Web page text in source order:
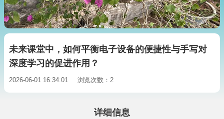
未来课堂中，如何平衡电子设备的便捷性与手写对
深度学习的促进作用？
2026-06-01 16:34:01 浏览次数：2
详细信息